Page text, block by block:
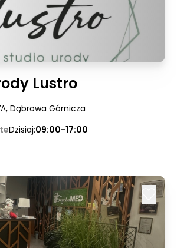
Lustro
, Dąbrowa Górnicza
Dzisiaj:09:00-17:00